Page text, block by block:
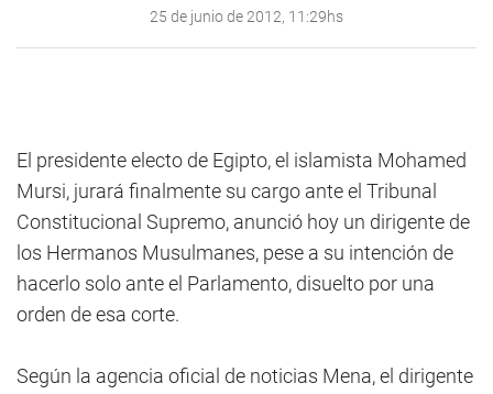
25 de junio de 2012, 11:29hs
El presidente electo de Egipto, el islamista Mohamed
Mursi, jurará finalmente su cargo ante el Tribunal
Constitucional Supremo, anunció hoy un dirigente de
los Hermanos Musulmanes, pese a su intención de
hacerlo solo ante el Parlamento, disuelto por una
orden de esa corte.
Según la agencia oficial de noticias Mena, el dirigente